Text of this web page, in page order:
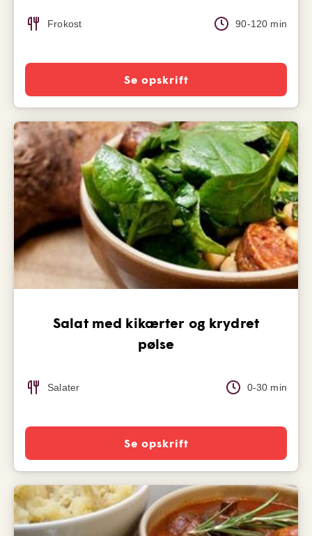
Frokost 90-120 min
Se opskrift
Salat med kikærter og krydret
pølse
Salater 0-30 min
Se opskrift